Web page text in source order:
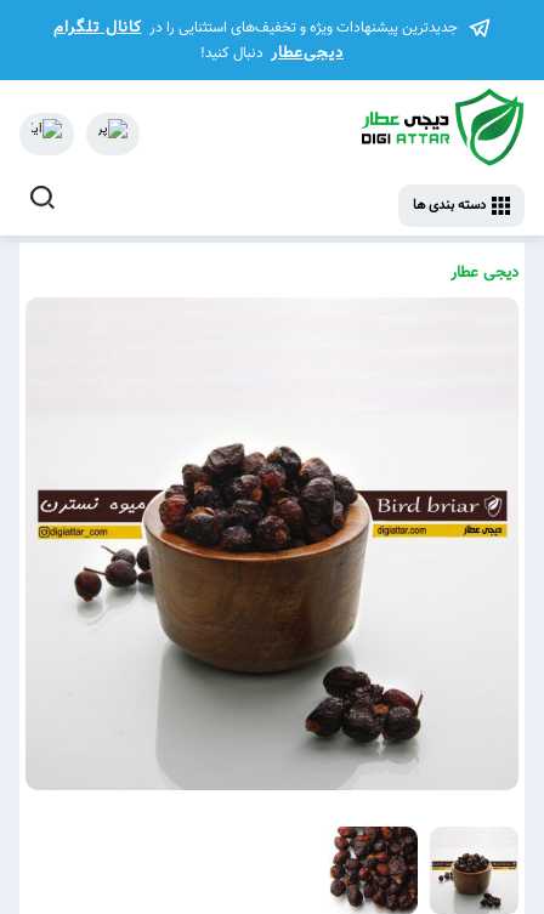
جدیدترین پیشنهادات ویژه و تخفیف‌های استثنایی را در کانال تلگرام
دیجی‌عطار دنبال کنید!
دسته بندی ها
دیجی عطار